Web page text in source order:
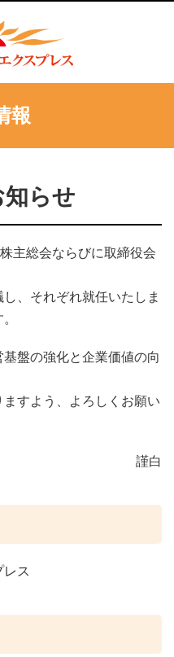
報
らせ
主総会ならびに取締役会
、それぞれ就任いたしま
盤の強化と企業価値の向
すよう、よろしくお願い
謹白
ス